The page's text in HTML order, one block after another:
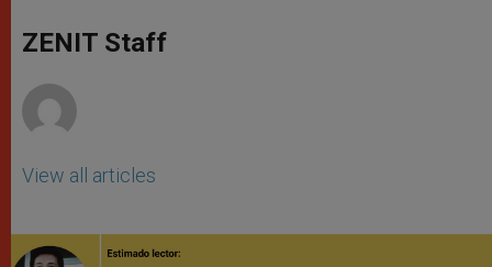
p
p
g
e
o
k
ZENIT Staff
View all articles